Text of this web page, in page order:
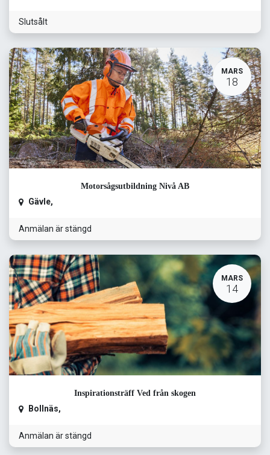
Slutsålt
MARS
18
Motorsågsutbildning Nivå AB
Gävle,
Anmälan är stängd
MARS
14
Inspirationsträff Ved från skogen
Bollnäs,
Anmälan är stängd